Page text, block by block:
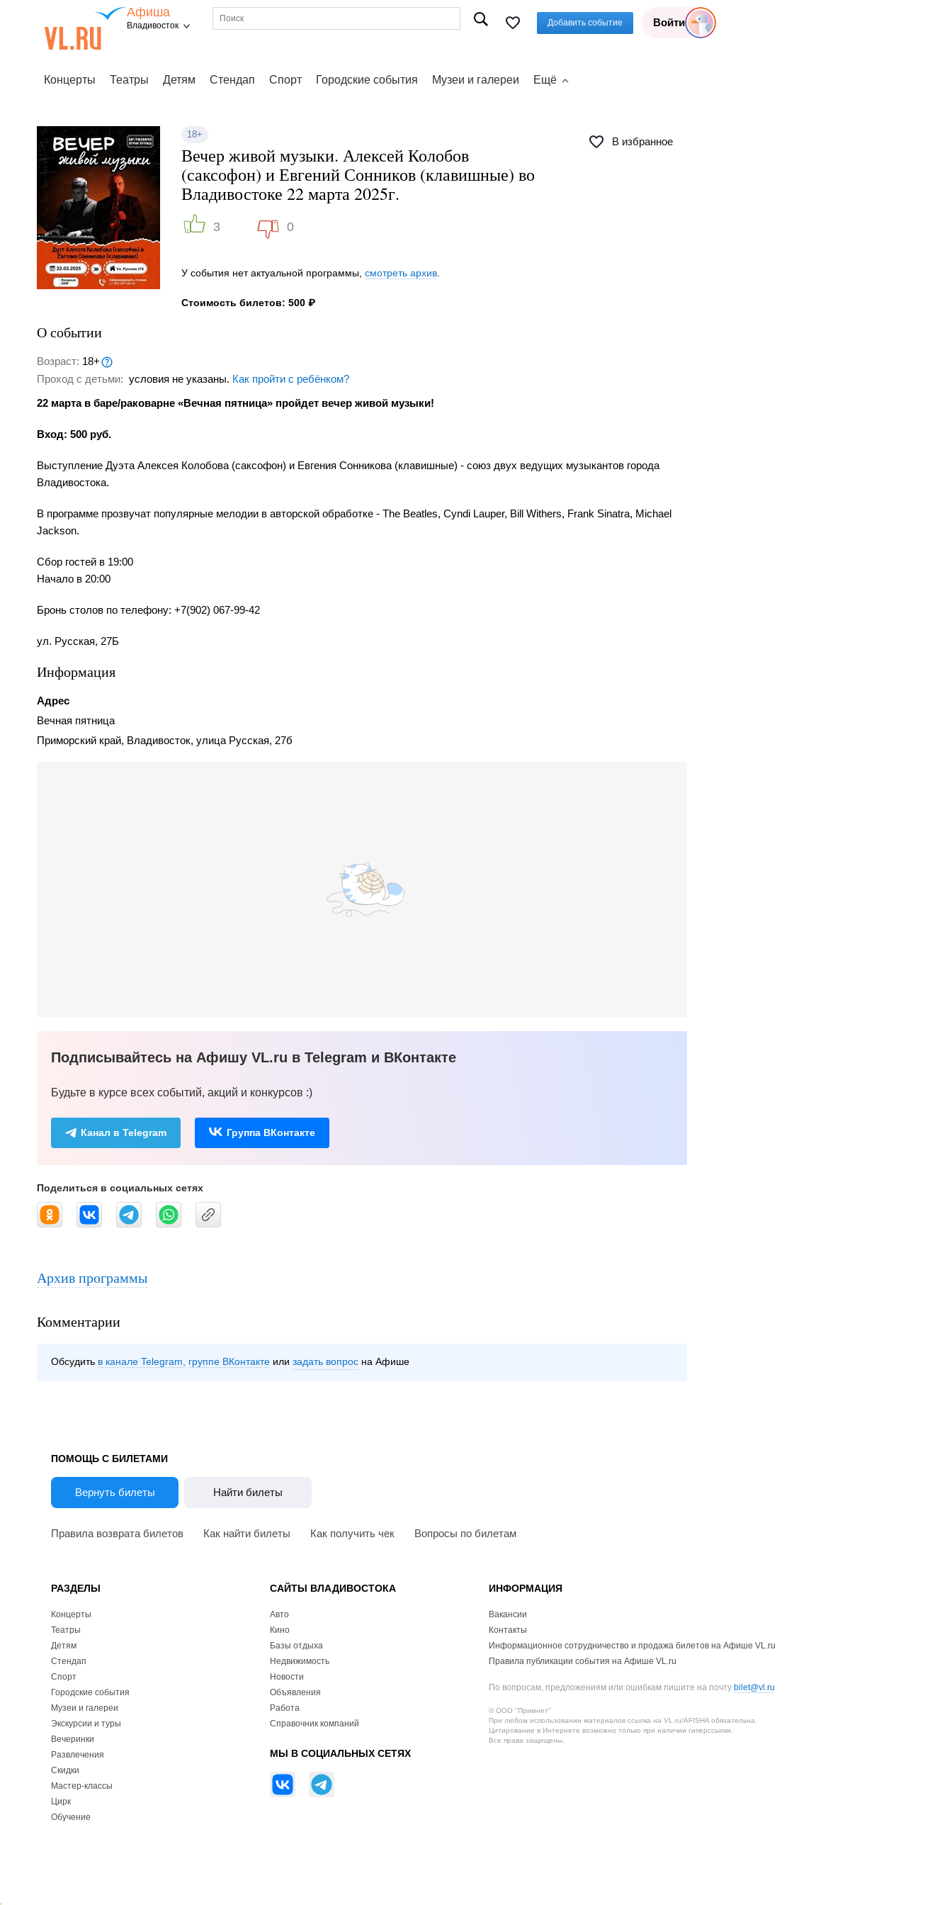
Афиша
Владивосток Добавить событие Войти
Концерты Театры Детям Стендап Спорт Городские события Музеи и галереи Ещё
18+
В избранное
Вечер живой музыки. Алексей Колобов
(саксофон) и Евгений Сонников (клавишные) во
Владивостоке 22 марта 2025г.
3 0
У события нет актуальной программы, смотреть архив
Стоимость билетов: 500 ₽
О событии
Возраст: 18+
Проход с детьми: условия не указаны. Как пройти с ребёнком?
22 марта в баре/раковарне «Вечная пятница» пройдет вечер живой музыки!
Вход: 500 руб.
Выступление Дуэта Алексея Колобова (саксофон) и Евгения Сонникова (клавишные) - союз двух ведущих музыкантов города
Владивостока.
В программе прозвучат популярные мелодии в авторской обработке - The Beatles, Cyndi Lauper, Bill Withers, Frank Sinatra, Michael
Jackson.
Сбор гостей в 19:00
Начало в 20:00
Бронь столов по телефону: +7(902) 067-99-42
ул. Русская, 27Б
Информация
Адрес
Вечная пятница
Приморский край, Владивосток, улица Русская, 27б
Подписывайтесь на Афишу VL.ru в Telegram и ВКонтакте
Будьте в курсе всех событий, акций и конкурсов :)
Канал в Telegram Группа ВКонтакте
Поделиться в социальных сетях
Архив программы
Комментарии
Обсудить в канале Telegram группе ВКонтакте задать вопрос на Афише
ПОМОЩЬ С БИЛЕТАМИ
Вернуть билеты Найти билеты
Правила возврата билетов Как найти билеты Как получить чек Вопросы по билетам
РАЗДЕЛЫ
Концерты
Театры
Детям
Стендап
Спорт
Городские события
Музеи и галереи
Экскурсии и туры
Вечеринки
Развлечения
Скидки
Мастер-классы
Цирк
Обучение
САЙТЫ ВЛАДИВОСТОКА
Авто
Кино
Базы отдыха
Недвижимость
Новости
Объявления
Работа
Справочник компаний
МЫ В СОЦИАЛЬНЫХ СЕТЯХ
ИНФОРМАЦИЯ
Вакансии
Контакты
Информационное сотрудничество и продажа билетов на Афише VL.ru
Правила публикации события на Афише VL.ru
По вопросам, предложениям или ошибкам пишите на почту bilet@vl.ru
© ООО "Примнет"
При любом использовании материалов ссылка на VL.ru/AFISHA обязательна.
Цитирование в Интернете возможно только при наличии гиперссылки.
Все права защищены.